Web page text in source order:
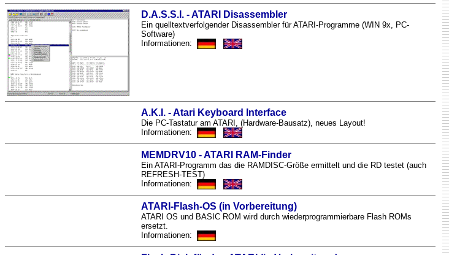
D.A.S.S.I. - ATARI Disassembler
Ein quelltextverfolgender Disassembler für ATARI-Programme (WIN 9x, PC-
Software)
Informationen:
A.K.I. - Atari Keyboard Interface
Die PC-Tastatur am ATARI, (Hardware-Bausatz), neues Layout!
Informationen:
MEMDRV10 - ATARI RAM-Finder
Ein ATARI-Programm das die RAMDISC-Größe ermittelt und die RD testet (auch
REFRESH-TEST)
Informationen:
ATARI-Flash-OS (in Vorbereitung)
ATARI OS und BASIC ROM wird durch wiederprogrammierbare Flash ROMs
ersetzt.
Informationen: